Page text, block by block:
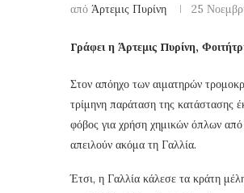
από Άρτεμις Πυρίνη 25
Γράφει η Άρτεμις Πυρίνη,
Στον απόηχο των αιματηρών
τρίμηνη παράταση της κατάστασης
φόβος για χρήση χημικών όπλων από
απειλούν ακόμα τη Γαλλία.
Έτσι, η Γαλλία κάλεσε τα κράτη